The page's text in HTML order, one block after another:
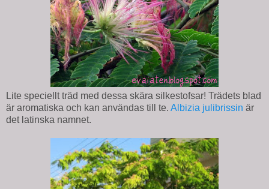
Lite speciellt träd med dessa skära silkestofsar! Trädets blad
är aromatiska och kan användas till te. Albizia julibrissin är
det latinska namnet.